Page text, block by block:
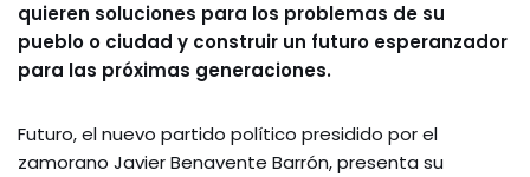
quieren soluciones para los problemas de su
pueblo o ciudad y construir un futuro esperanzador
para las próximas generaciones.
Futuro, el nuevo partido político presidido por el
zamorano Javier Benavente Barrón, presenta su